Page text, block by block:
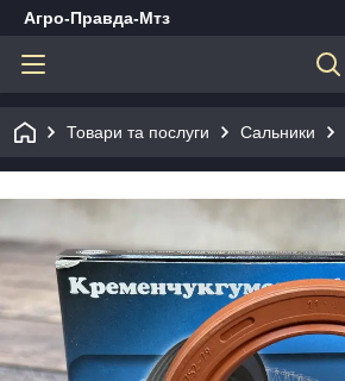
Агро-Правда-Мтз
Товари та послуги Сальники